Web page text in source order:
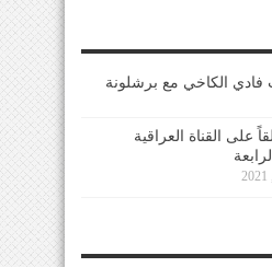
فادي الكاخي مع برشلونة
على القناة العراقية